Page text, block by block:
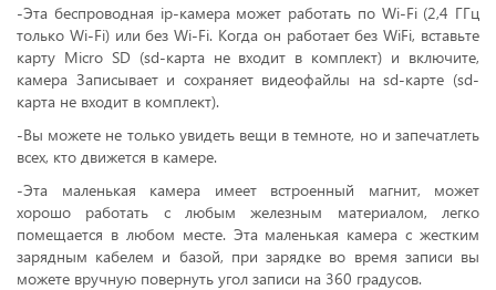
-Эта беспроводная ip-камера может работать по Wi-Fi (2,4 ГГц
только Wi-Fi) или без Wi-Fi. Когда он работает без WiFi, вставьте
карту Micro SD (sd-карта не входит в комплект) и включите,
камера Записывает и сохраняет видеофайлы на sd-карте (sd-
карта не входит в комплект).
-Вы можете не только увидеть вещи в темноте, но и запечатлеть
всех, кто движется в камере.
-Эта маленькая камера имеет встроенный магнит, может
хорошо работать с любым железным материалом, легко
помещается в любом месте. Эта маленькая камера с жестким
зарядным кабелем и базой, при зарядке во время записи вы
можете вручную повернуть угол записи на 360 градусов.